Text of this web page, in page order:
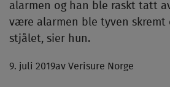
alarmen og han ble raskt tatt
være alarmen ble tyven skremt
stjålet, sier hun.
9. juli 2019av Verisure Norge